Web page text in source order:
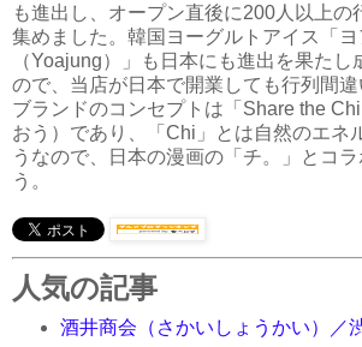
も進出し、オープン直後に200人以上の
集めました。韓国ヨーグルトアイス「
（Yoajung）」も日本にも進出を果たし
ので、当店が日本で開業しても行列間違
ブランドのコンセプトは「Share the
おう）であり、「Chi」とは自然のエネ
うなので、日本の漫画の「チ。」とコ
う。
人気の記事
酒井商会（さかいしょうかい）／